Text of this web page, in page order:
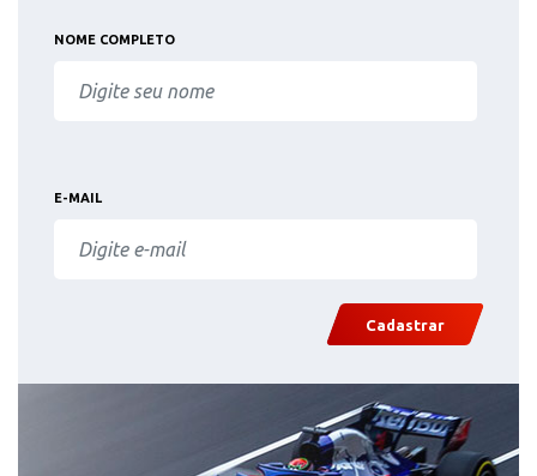
NOME COMPLETO
E-MAIL
Cadastrar